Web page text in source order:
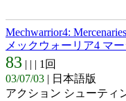
Mechwarrior4: Mercenaries
メックウォーリア4 マ
83 | | | 1回
03/07/03 | 日本語版
アクション シューティ